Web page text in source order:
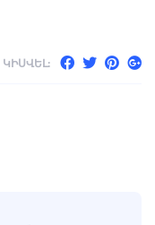
ԿԻՍՎԵԼ: